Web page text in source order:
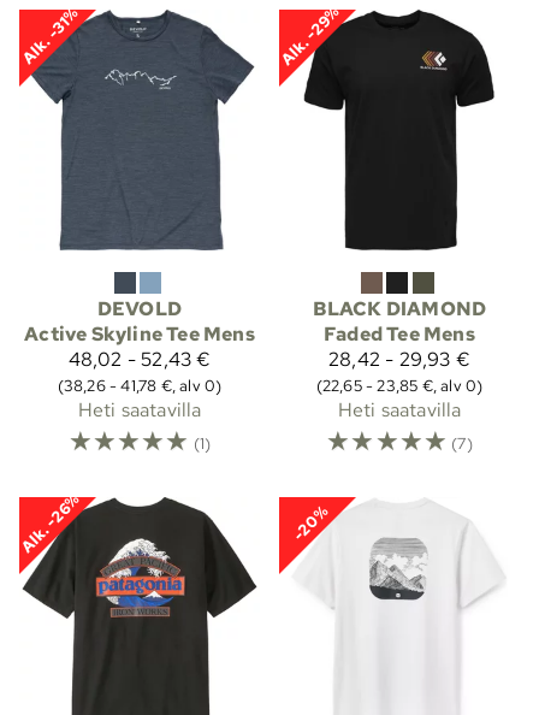
Alk. -31%
DEVOLD
Active Skyline Tee Mens
48,02 - 52,43 €
(38,26 - 41,78 €, alv 0)
Heti saatavilla
☆☆☆☆☆ (1)
Alk. -29%
BLACK DIAMOND
Faded Tee Mens
28,42 - 29,93 €
(22,65 - 23,85 €, alv 0)
Heti saatavilla
☆☆☆☆☆ (7)
Alk. -26% -20%